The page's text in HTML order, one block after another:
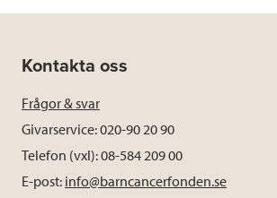
Kontakta oss
Frågor & svar
Givarservice: 020-90 20 90
Telefon (vxl): 08-584 209 00
E-post: info@barncancerfonden.se